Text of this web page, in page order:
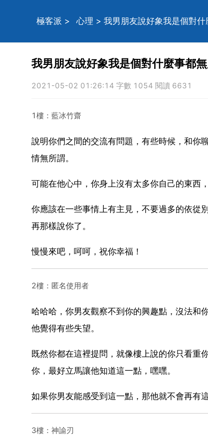
極客派 > 心理 > 我男朋友說好象我是個對
我男朋友說好象我是個對什麼事都
2021-05-02 01:26:14 字數 1054 閱讀 6631
1樓：藍冰竹齋
說明你們之間的交流有問題，有些時候，和你
情無所謂。
可能在他心中，你身上沒有太多你自己的東西
你應該在一些事情上有主見，不要過多的依從
再那樣說你了。
慢慢來吧，呵呵，祝你幸福！
2樓：匿名使用者
哈哈哈，你男友觀察不到你的興趣點，沒法和
他覺得有些失望。
既然你都在這裡提問，就像樓上說的你只看重
你，最好立馬讓他知道這一點，嘿嘿。
如果你男友能感受到這一點，那他就不會再有
3樓：神諭刃